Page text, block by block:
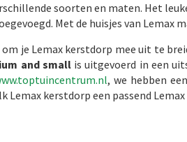
soorten en maten. Het
Met de huisjes van
je Lemax kerstdorp mee uit te
and small is uitgevoerd in een
, we hebben
Lemax kerstdorp een passend Lemax